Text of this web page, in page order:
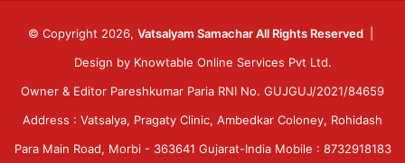
© Copyright 2026, Vatsalyam Samachar All Rights Reserved
Design by Knowtable Online Services Pvt Ltd.
Owner & Editor Pareshkumar Paria RNI No. GUJGUJ/2021/84659
Address : Vatsalya, Pragaty Clinic, Ambedkar Coloney, Rohidash
Para Main Road, Morbi - 363641 Gujarat-India Mobile : 8732918183